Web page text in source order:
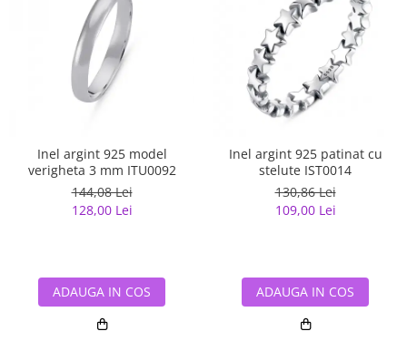
Inel argint 925 model
verigheta 3 mm ITU0092
144,08 Lei
128,00 Lei
ADAUGA IN COS
Inel argint 925 patinat cu
stelute IST0014
130,86 Lei
109,00 Lei
ADAUGA IN COS